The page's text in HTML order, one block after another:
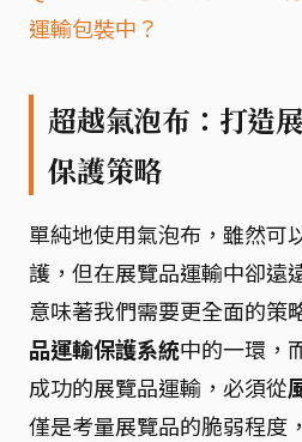
運輸包裝中？
超越氣泡布：打造
保護策略
單純地使用氣泡布，雖然可
護，但在展覽品運輸中卻遠
意味著我們需要更全面的策
品運輸保護系統中的一環，
成功的展覽品運輸，必須從
僅是考量展覽品的脆弱程度